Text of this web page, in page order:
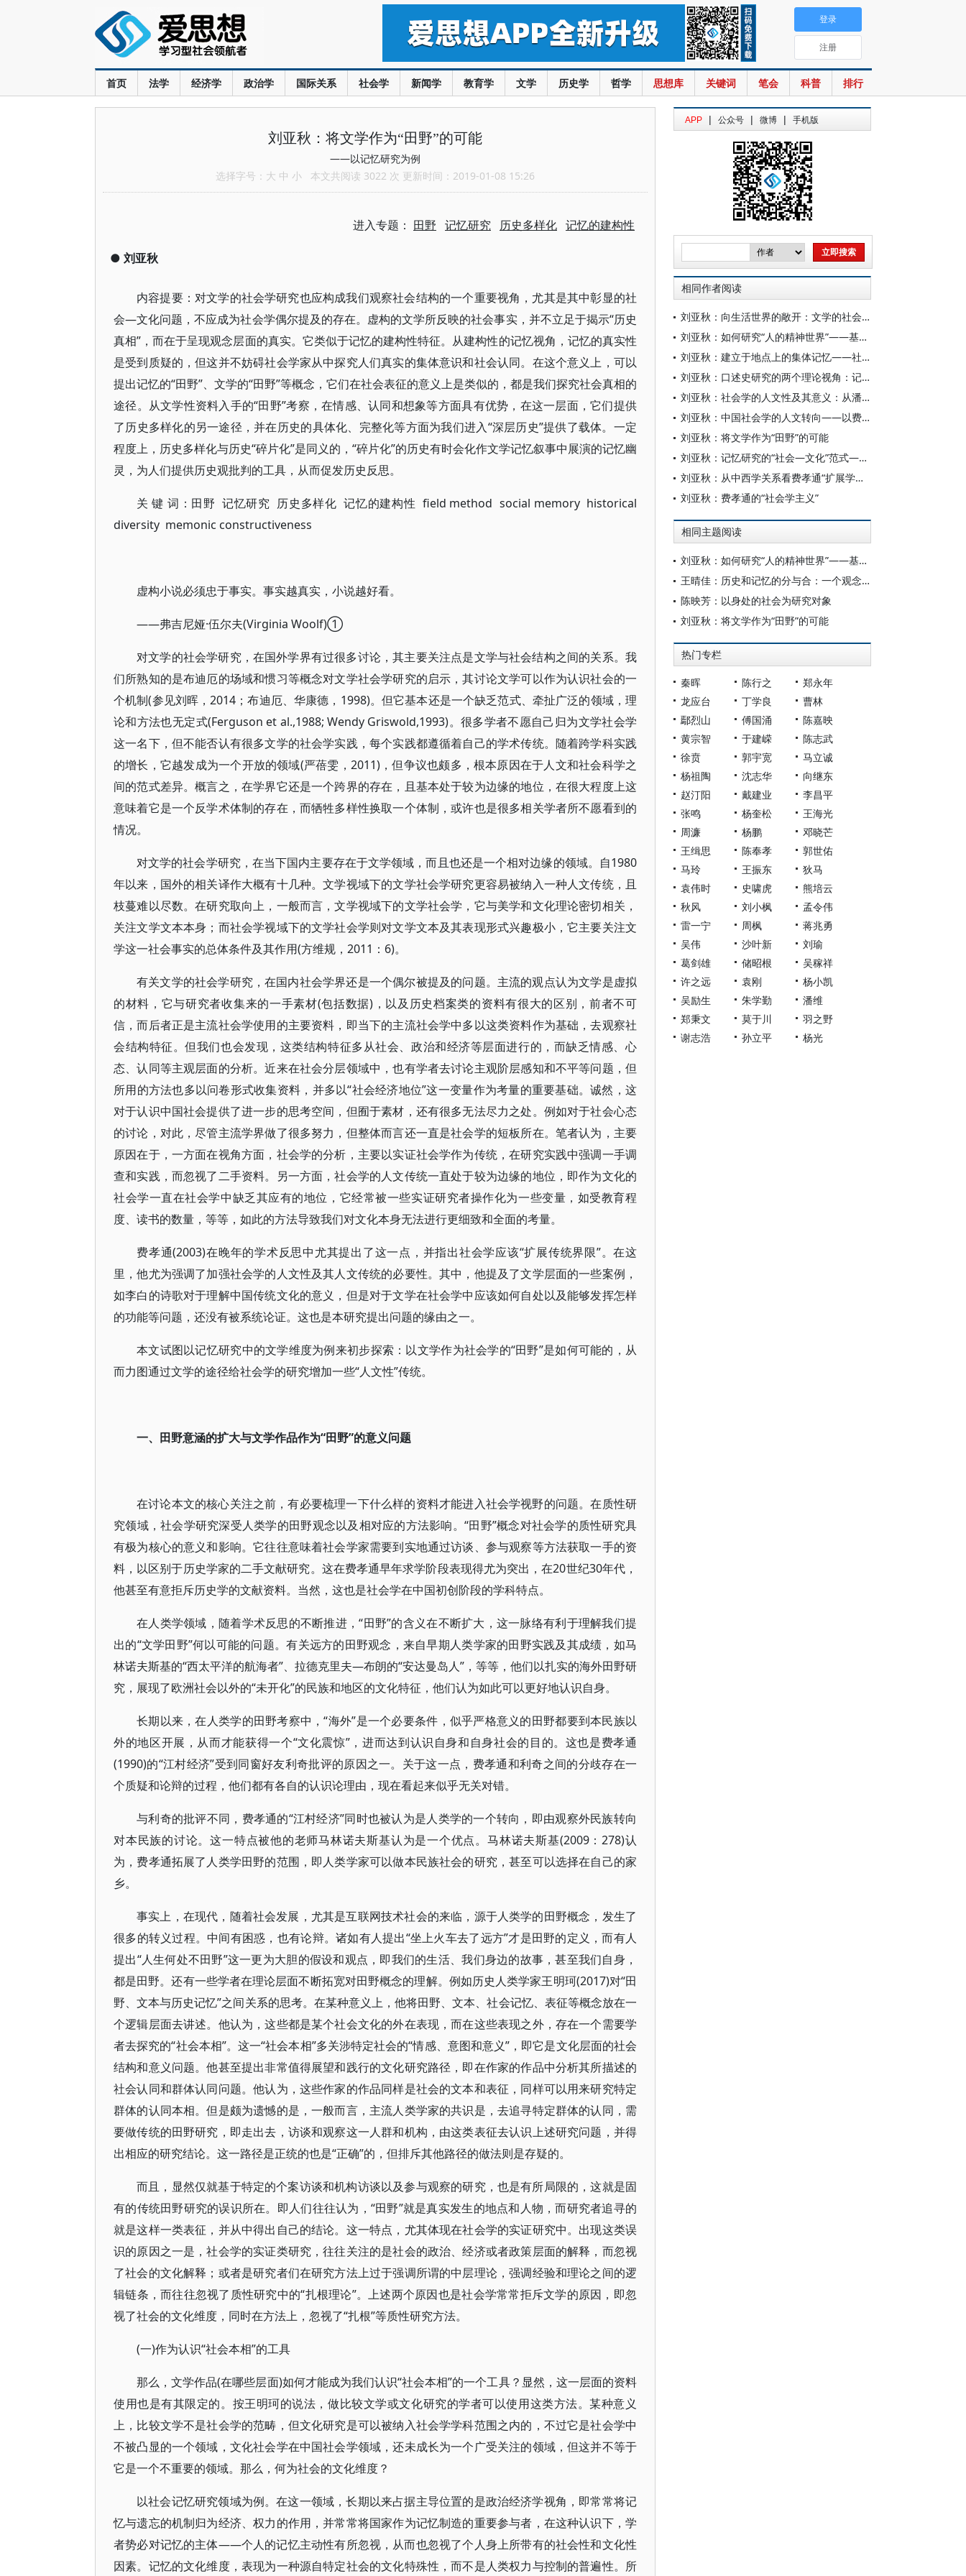
首页 法学 经济学 政治学 国际关系 社会学 新闻学 教育学 文学 历史学 哲学 思想库 关键词 笔会 科普 排行
登录
注册
刘亚秋：将文学作为“田野”的可能
——以记忆研究为例
选择字号： 大 中 小 本文共阅读 3022 次 更新时间：2019-01-08 15:26
进入专题： 田野 记忆研究 历史多样化 记忆的建构性
● 刘亚秋
内容提要：对文学的社会学研究也应构成我们观察社会结构的一个重要视角，尤其是其中彰显的社
会—文化问题，不应成为社会学偶尔提及的存在。虚构的文学所反映的社会事实，并不立足于揭示“历史
真相”，而在于呈现观念层面的真实。它类似于记忆的建构性特征。从建构性的记忆视角，记忆的真实性
是受到质疑的，但这并不妨碍社会学家从中探究人们真实的集体意识和社会认同。在这个意义上，可以
提出记忆的“田野”、文学的“田野”等概念，它们在社会表征的意义上是类似的，都是我们探究社会真相的
途径。从文学性资料入手的“田野”考察，在情感、认同和想象等方面具有优势，在这一层面，它们提供
了历史多样化的另一途径，并在历史的具体化、完整化等方面为我们进入“深层历史”提供了载体。一定
程度上，历史多样化与历史“碎片化”是同义的，“碎片化”的历史有时会化作文学记忆叙事中展演的记忆幽
灵，为人们提供历史观批判的工具，从而促发历史反思。
关 键 词：田野 记忆研究 历史多样化 记忆的建构性 field method social memory historical
diversity memonic constructiveness
虚构小说必须忠于事实。事实越真实，小说越好看。
——弗吉尼娅·伍尔夫(Virginia Woolf)①
对文学的社会学研究，在国外学界有过很多讨论，其主要关注点是文学与社会结构之间的关系。我
们所熟知的是布迪厄的场域和惯习等概念对文学社会学研究的启示，其讨论文学可以作为认识社会的一
个机制(参见刘晖，2014；布迪厄、华康德，1998)。但它基本还是一个缺乏范式、牵扯广泛的领域，理
论和方法也无定式(Ferguson et al.,1988; Wendy Griswold,1993)。很多学者不愿自己归为文学社会学
这一名下，但不能否认有很多文学的社会学实践，每个实践都遵循着自己的学术传统。随着跨学科实践
的增长，它越发成为一个开放的领域(严蓓雯，2011)，但争议也颇多，根本原因在于人文和社会科学之
间的范式差异。概言之，在学界它还是一个跨界的存在，且基本处于较为边缘的地位，在很大程度上这
意味着它是一个反学术体制的存在，而牺牲多样性换取一个体制，或许也是很多相关学者所不愿看到的
情况。
对文学的社会学研究，在当下国内主要存在于文学领域，而且也还是一个相对边缘的领域。自1980
年以来，国外的相关译作大概有十几种。文学视域下的文学社会学研究更容易被纳入一种人文传统，且
枝蔓难以尽数。在研究取向上，一般而言，文学视域下的文学社会学，它与美学和文化理论密切相关，
关注文学文本本身；而社会学视域下的文学社会学则对文学文本及其表现形式兴趣极小，它主要关注文
学这一社会事实的总体条件及其作用(方维规，2011：6)。
有关文学的社会学研究，在国内社会学界还是一个偶尔被提及的问题。主流的观点认为文学是虚拟
的材料，它与研究者收集来的一手素材(包括数据)，以及历史档案类的资料有很大的区别，前者不可
信，而后者正是主流社会学使用的主要资料，即当下的主流社会学中多以这类资料作为基础，去观察社
会结构特征。但我们也会发现，这类结构特征多从社会、政治和经济等层面进行的，而缺乏情感、心
态、认同等主观层面的分析。近来在社会分层领域中，也有学者去讨论主观阶层感知和不平等问题，但
所用的方法也多以问卷形式收集资料，并多以“社会经济地位”这一变量作为考量的重要基础。诚然，这
对于认识中国社会提供了进一步的思考空间，但囿于素材，还有很多无法尽力之处。例如对于社会心态
的讨论，对此，尽管主流学界做了很多努力，但整体而言还一直是社会学的短板所在。笔者认为，主要
原因在于，一方面在视角方面，社会学的分析，主要以实证社会学作为传统，在研究实践中强调一手调
查和实践，而忽视了二手资料。另一方面，社会学的人文传统一直处于较为边缘的地位，即作为文化的
社会学一直在社会学中缺乏其应有的地位，它经常被一些实证研究者操作化为一些变量，如受教育程
度、读书的数量，等等，如此的方法导致我们对文化本身无法进行更细致和全面的考量。
费孝通(2003)在晚年的学术反思中尤其提出了这一点，并指出社会学应该“扩展传统界限”。在这
里，他尤为强调了加强社会学的人文性及其人文传统的必要性。其中，他提及了文学层面的一些案例，
如李白的诗歌对于理解中国传统文化的意义，但是对于文学在社会学中应该如何自处以及能够发挥怎样
的功能等问题，还没有被系统论证。这也是本研究提出问题的缘由之一。
本文试图以记忆研究中的文学维度为例来初步探索：以文学作为社会学的“田野”是如何可能的，从
而力图通过文学的途径给社会学的研究增加一些“人文性”传统。
一、田野意涵的扩大与文学作品作为“田野”的意义问题
在讨论本文的核心关注之前，有必要梳理一下什么样的资料才能进入社会学视野的问题。在质性研
究领域，社会学研究深受人类学的田野观念以及相对应的方法影响。“田野”概念对社会学的质性研究具
有极为核心的意义和影响。它往往意味着社会学家需要到实地通过访谈、参与观察等方法获取一手的资
料，以区别于历史学家的二手文献研究。这在费孝通早年求学阶段表现得尤为突出，在20世纪30年代，
他甚至有意拒斥历史学的文献资料。当然，这也是社会学在中国初创阶段的学科特点。
在人类学领域，随着学术反思的不断推进，“田野”的含义在不断扩大，这一脉络有利于理解我们提
出的“文学田野”何以可能的问题。有关远方的田野观念，来自早期人类学家的田野实践及其成绩，如马
林诺夫斯基的“西太平洋的航海者”、拉德克里夫—布朗的“安达曼岛人”，等等，他们以扎实的海外田野研
究，展现了欧洲社会以外的“未开化”的民族和地区的文化特征，他们认为如此可以更好地认识自身。
长期以来，在人类学的田野考察中，“海外”是一个必要条件，似乎严格意义的田野都要到本民族以
外的地区开展，从而才能获得一个“文化震惊”，进而达到认识自身和自身社会的目的。这也是费孝通
(1990)的“江村经济”受到同窗好友利奇批评的原因之一。关于这一点，费孝通和利奇之间的分歧存在一
个质疑和论辩的过程，他们都有各自的认识论理由，现在看起来似乎无关对错。
与利奇的批评不同，费孝通的“江村经济”同时也被认为是人类学的一个转向，即由观察外民族转向
对本民族的讨论。这一特点被他的老师马林诺夫斯基认为是一个优点。马林诺夫斯基(2009：278)认
为，费孝通拓展了人类学田野的范围，即人类学家可以做本民族社会的研究，甚至可以选择在自己的家
乡。
事实上，在现代，随着社会发展，尤其是互联网技术社会的来临，源于人类学的田野概念，发生了
很多的转义过程。中间有困惑，也有论辩。诸如有人提出“坐上火车去了远方”才是田野的定义，而有人
提出“人生何处不田野”这一更为大胆的假设和观点，即我们的生活、我们身边的故事，甚至我们自身，
都是田野。还有一些学者在理论层面不断拓宽对田野概念的理解。例如历史人类学家王明珂(2017)对“田
野、文本与历史记忆”之间关系的思考。在某种意义上，他将田野、文本、社会记忆、表征等概念放在一
个逻辑层面去讲述。他认为，这些都是某个社会文化的外在表现，而在这些表现之外，存在一个需要学
者去探究的“社会本相”。这一“社会本相”多关涉特定社会的“情感、意图和意义”，即它是文化层面的社会
结构和意义问题。他甚至提出非常值得展望和践行的文化研究路径，即在作家的作品中分析其所描述的
社会认同和群体认同问题。他认为，这些作家的作品同样是社会的文本和表征，同样可以用来研究特定
群体的认同本相。但是颇为遗憾的是，一般而言，主流人类学家的共识是，去追寻特定群体的认同，需
要做传统的田野研究，即走出去，访谈和观察这一人群和机构，由这类表征去认识上述研究问题，并得
出相应的研究结论。这一路径是正统的也是“正确”的，但排斥其他路径的做法则是存疑的。
而且，显然仅就基于特定的个案访谈和机构访谈以及参与观察的研究，也是有所局限的，这就是固
有的传统田野研究的误识所在。即人们往往认为，“田野”就是真实发生的地点和人物，而研究者追寻的
就是这样一类表征，并从中得出自己的结论。这一特点，尤其体现在社会学的实证研究中。出现这类误
识的原因之一是，社会学的实证类研究，往往关注的是社会的政治、经济或者政策层面的解释，而忽视
了社会的文化解释；或者是研究者们在研究方法上过于强调所谓的中层理论，强调经验和理论之间的逻
辑链条，而往往忽视了质性研究中的“扎根理论”。上述两个原因也是社会学常常拒斥文学的原因，即忽
视了社会的文化维度，同时在方法上，忽视了“扎根”等质性研究方法。
(一)作为认识“社会本相”的工具
那么，文学作品(在哪些层面)如何才能成为我们认识“社会本相”的一个工具？显然，这一层面的资料
使用也是有其限定的。按王明珂的说法，做比较文学或文化研究的学者可以使用这类方法。某种意义
上，比较文学不是社会学的范畴，但文化研究是可以被纳入社会学学科范围之内的，不过它是社会学中
不被凸显的一个领域，文化社会学在中国社会学领域，还未成长为一个广受关注的领域，但这并不等于
它是一个不重要的领域。那么，何为社会的文化维度？
以社会记忆研究领域为例。在这一领域，长期以来占据主导位置的是政治经济学视角，即常常将记
忆与遗忘的机制归为经济、权力的作用，并常常将国家作为记忆制造的重要参与者，在这种认识下，学
者势必对记忆的主体——个人的记忆主动性有所忽视，从而也忽视了个人身上所带有的社会性和文化性
因素。记忆的文化维度，表现为一种源自特定社会的文化特殊性，而不是人类权力与控制的普遍性。所
APP | 公众号 | 微博 | 手机版
相同作者阅读
刘亚秋：向生活世界的敞开：文学的社会力量
刘亚秋：如何研究“人的精神世界”——基于“群则和，独则足”的思想框架
刘亚秋：建立于地点上的集体记忆——社区文化的一个研究视角
刘亚秋：口述史研究的两个理论视角：记忆与叙事——兼评口述史的专业化与非专业化之间的张力
刘亚秋：社会学的人文性及其意义：从潘光旦的“自明”和“去蔽”理论谈起
刘亚秋：中国社会学的人文转向——以费孝通“扩展学科界限”思想为基础
刘亚秋：将文学作为“田野”的可能
刘亚秋：记忆研究的“社会—文化”范式——对“哈布瓦赫—阿斯曼”研究传统的解读
刘亚秋：从中西学关系看费孝通“扩展学科界限”思想
刘亚秋：费孝通的“社会学主义”
相同主题阅读
刘亚秋：如何研究“人的精神世界”——基于“群则和，独则足”的思想框架
王晴佳：历史和记忆的分与合：一个观念史的分析
陈映芳：以身处的社会为研究对象
刘亚秋：将文学作为“田野”的可能
热门专栏
秦晖 陈行之
郑永年
龙应台
丁学良
曹林
鄢烈山
傅国涌
陈嘉映
黄宗智
于建嵘
陈志武
徐贲
郭宇宽
马立诚
杨祖陶
沈志华
向继东
赵汀阳
戴建业
李昌平
张鸣
杨奎松
王海光
周濂
杨鹏
邓晓芒
王缉思
陈奉孝
郭世佑
马玲
王振东
狄马
袁伟时
史啸虎
熊培云
秋风
刘小枫
孟令伟
雷一宁
周枫
蒋兆勇
吴伟
沙叶新
刘瑜
葛剑雄
储昭根
吴稼祥
许之远
袁刚
杨小凯
吴励生
朱学勤
潘维
郑秉文
莫于川
羽之野
谢志浩
孙立平 杨光